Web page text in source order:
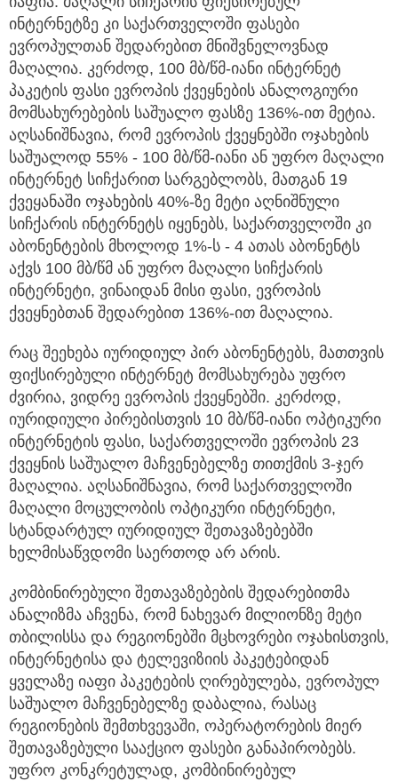
ინტერნეტზე კი საქართველოში ფასები
ევროპულთან შედარებით მნიშვნელოვნად
მაღალია. კერძოდ, 100 მბ/წმ-იანი ინტერნეტ
პაკეტის ფასი ევროპის ქვეყნების ანალოგიური
მომსახურებების საშუალო ფასზე 136%-ით მეტია.
აღსანიშნავია, რომ ევროპის ქვეყნებში ოჯახების
საშუალოდ 55% - 100 მბ/წმ-იანი ან უფრო მაღალი
ინტერნეტ სიჩქარით სარგებლობს, მათგან 19
ქვეყანაში ოჯახების 40%-ზე მეტი აღნიშნული
სიჩქარის ინტერნეტს იყენებს, საქართველოში კი
აბონენტების მხოლოდ 1%-ს - 4 ათას აბონენტს
აქვს 100 მბ/წმ ან უფრო მაღალი სიჩქარის
ინტერნეტი, ვინაიდან მისი ფასი, ევროპის
ქვეყნებთან შედარებით 136%-ით მაღალია.
რაც შეეხება იურიდიულ პირ აბონენტებს, მათთვის
ფიქსირებული ინტერნეტ მომსახურება უფრო
ძვირია, ვიდრე ევროპის ქვეყნებში. კერძოდ,
იურიდიული პირებისთვის 10 მბ/წმ-იანი ოპტიკური
ინტერნეტის ფასი, საქართველოში ევროპის 23
ქვეყნის საშუალო მაჩვენებელზე თითქმის 3-ჯერ
მაღალია. აღსანიშნავია, რომ საქართველოში
მაღალი მოცულობის ოპტიკური ინტერნეტი,
სტანდარტულ იურიდიულ შეთავაზებებში
ხელმისაწვდომი საერთოდ არ არის.
კომბინირებული შეთავაზებების შედარებითმა
ანალიზმა აჩვენა, რომ ნახევარ მილიონზე მეტი
თბილისსა და რეგიონებში მცხოვრები ოჯახისთვის,
ინტერნეტისა და ტელევიზიის პაკეტებიდან
ყველაზე იაფი პაკეტების ღირებულება, ევროპულ
საშუალო მაჩვენებელზე დაბალია, რასაც
რეგიონების შემთხვევაში, ოპერატორების მიერ
შეთავაზებული სააქციო ფასები განაპირობებს.
უფრო კონკრეტულად, კომბინირებულ